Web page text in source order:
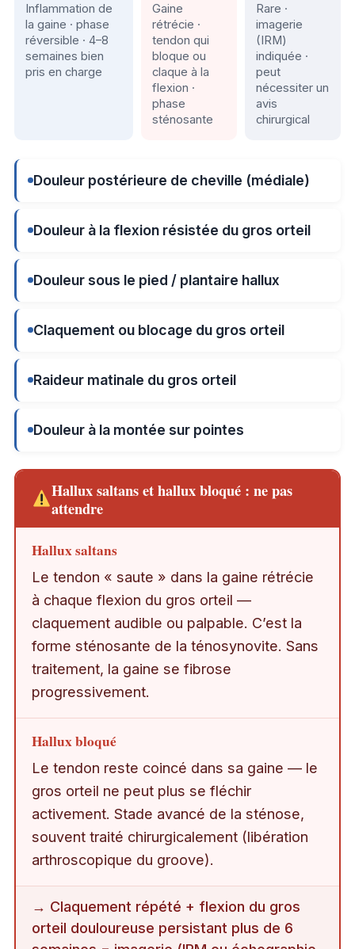
Inflammation de
la gaine · phase
réversible · 4–8
semaines bien
pris en charge
Gaine
rétrécie ·
tendon qui
bloque ou
claque à la
flexion ·
phase
sténosante
Rare ·
imagerie
(IRM)
indiquée ·
peut
nécessiter un
avis
chirurgical
Douleur postérieure de cheville (médiale)
Douleur à la flexion résistée du gros orteil
Douleur sous le pied / plantaire hallux
Claquement ou blocage du gros orteil
Raideur matinale du gros orteil
Douleur à la montée sur pointes
Hallux saltans et hallux bloqué : ne pas
attendre
Hallux saltans
Le tendon « saute » dans la gaine rétrécie
à chaque flexion du gros orteil —
claquement audible ou palpable. C’est la
forme sténosante de la ténosynovite. Sans
traitement, la gaine se fibrose
progressivement.
Hallux bloqué
Le tendon reste coincé dans sa gaine — le
gros orteil ne peut plus se fléchir
activement. Stade avancé de la sténose,
souvent traité chirurgicalement (libération
arthroscopique du groove).
→ Claquement répété + flexion du gros
orteil douloureuse persistant plus de 6